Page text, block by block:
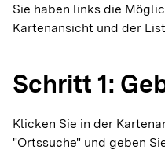
Sie haben links die
Kartenansicht und der
Schritt 1:
Klicken Sie in der
"Ortssuche" und geben